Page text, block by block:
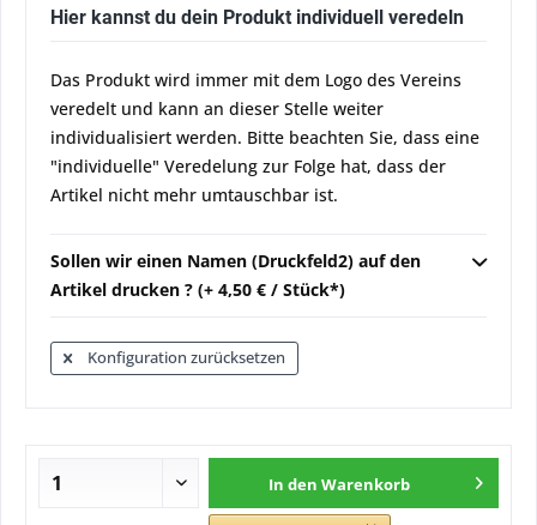
Hier kannst du dein Produkt individuell veredeln
Das Produkt wird immer mit dem Logo des Vereins
veredelt und kann an dieser Stelle weiter
individualisiert werden. Bitte beachten Sie, dass eine
"individuelle" Veredelung zur Folge hat, dass der
Artikel nicht mehr umtauschbar ist.
Sollen wir einen Namen (Druckfeld2) auf den
Artikel drucken ? (+ 4,50 € / Stück*)
Konfiguration zurücksetzen
In den Warenkorb